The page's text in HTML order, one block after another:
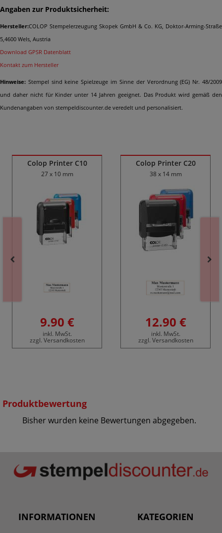
Angaben zur Produktsicherheit:
Hersteller:COLOP Stempelerzeugung Skopek GmbH & Co. KG, Doktor-Arming-Straße
5,4600 Wels, Austria
Download GPSR Datenblatt
Kontakt zum Hersteller
Hinweise: Stempel sind keine Spielzeuge im Sinne der Verordnung (EG) Nr. 48/2009
und daher nicht für Kinder unter 14 Jahren geeignet. Das Produkt wird gemäß den
Kundenangaben von stempeldiscounter.de veredelt und personalisiert.
Colop Printer C10
27 x 10 mm
9.90 €
inkl. MwSt.
zzgl. Versandkosten
Colop Printer C20
38 x 14 mm
12.90 €
inkl. MwSt.
zzgl. Versandkosten
Produktbewertung
Bisher wurden keine Bewertungen abgegeben.
INFORMATIONEN KATEGORIEN